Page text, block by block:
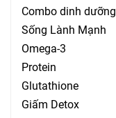
Combo dinh dưỡng
Sống Lành Mạnh
Omega-3
Protein
Glutathione
Giấm Detox